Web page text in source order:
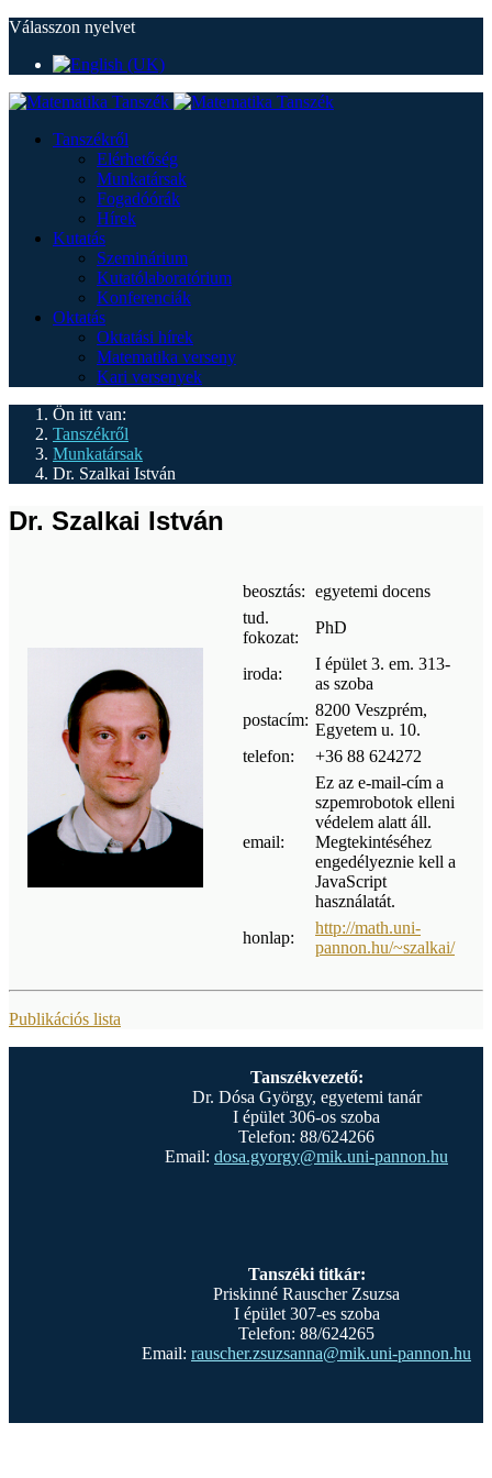
Válasszon nyelvet
Tanszékről
Elérhetőség
Munkatársak
Fogadóórák
Hírek
Kutatás
Szeminárium
Kutatólaboratórium
Konferenciák
Oktatás
Oktatási hírek
Matematika verseny
Kari versenyek
Ön itt van:
Tanszékről
Munkatársak
Dr. Szalkai István
Dr. Szalkai István
beosztás: egyetemi docens
tud.
fokozat:
PhD
iroda:
I épület 3. em. 313-
as szoba
postacím:
8200 Veszprém,
Egyetem u. 10.
telefon:
+36 88 624272
email:
Ez az e-mail-cím a
szpemrobotok elleni
védelem alatt áll.
Megtekintéséhez
engedélyeznie kell a
JavaScript
használatát.
honlap:
http://math.uni-
pannon.hu/~szalkai/
Publikációs lista
Tanszékvezető:
Dr. Dósa György, egyetemi tanár
I épület 306-os szoba
Telefon: 88/624266
Email: dosa.gyorgy@mik.uni-pannon.hu
Tanszéki titkár:
Priskinné Rauscher Zsuzsa
I épület 307-es szoba
Telefon: 88/624265
Email: rauscher.zsuzsanna@mik.uni-pannon.hu